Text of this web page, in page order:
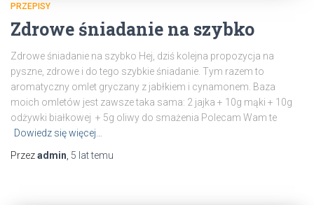
PRZEPISY
Zdrowe śniadanie na szybko
Zdrowe śniadanie na szybko Hej, dziś kolejna propozycja na
pyszne, zdrowe i do tego szybkie śniadanie. Tym razem to
aromatyczny omlet gryczany z jabłkiem i cynamonem. Baza
moich omletów jest zawsze taka sama: 2 jajka + 10g mąki + 10g
odżywki białkowej + 5g oliwy do smażenia Polecam Wam te
Dowiedz się więcej…
Przezadmin 5 lattemu